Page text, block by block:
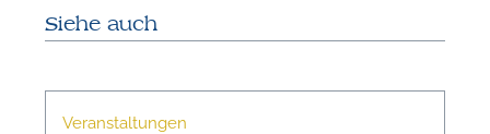
Siehe auch
Veranstaltungen